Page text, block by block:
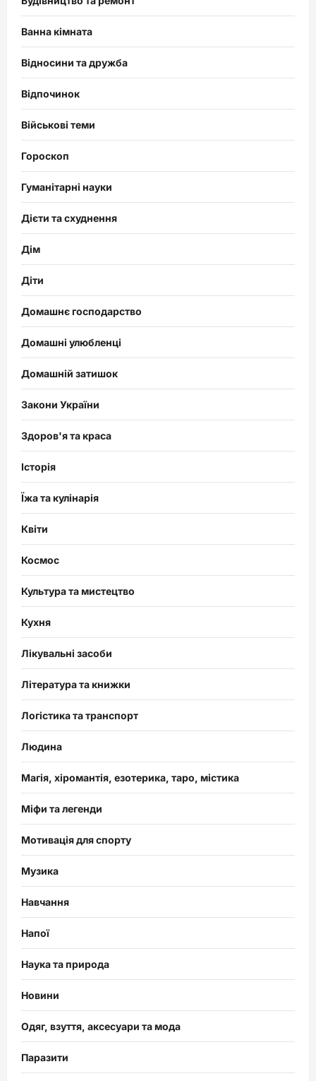
Ванна кімната
Відносини та дружба
Відпочинок
Військові теми
Гороскоп
Гуманітарні науки
Дієти та схуднення
Дім
Діти
Домашнє господарство
Домашні улюбленці
Домашній затишок
Закони України
Здоров'я та краса
Історія
Їжа та кулінарія
Квіти
Космос
Культура та мистецтво
Кухня
Лікувальні засоби
Література та книжки
Логістика та транспорт
Людина
Магія, хіромантія, езотерика, таро, містика
Міфи та легенди
Мотивація для спорту
Музика
Навчання
Напої
Наука та природа
Новини
Одяг, взуття, аксесуари та мода
Паразити